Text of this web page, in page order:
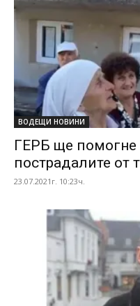
ВОДЕЩИ НОВИНИ
ГЕРБ ще помогне
пострадалите от
23.07.2021г. 10:23ч.